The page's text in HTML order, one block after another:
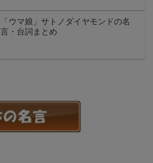
「ウマ娘」サトノダイヤモンドの名
言・台詞まとめ